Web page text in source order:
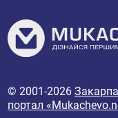
© 2001-2026
портал